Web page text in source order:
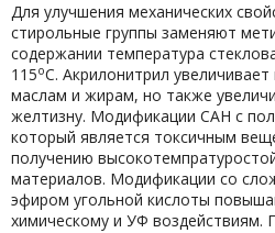
Для улучшения механических
стирольные группы заменяют
содержании температура
115оС. Акрилонитрил
маслам и жирам, но также
желтизну. Модификации САН с
который является токсичным
получению
материалов. Модификации со
эфиром угольной кислоты
химическому и УФ воздействиям.